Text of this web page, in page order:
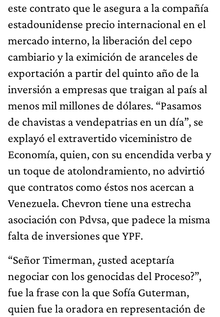
este contrato que le asegura a la compañía
estadounidense precio internacional en el
mercado interno, la liberación del cepo
cambiario y la eximición de aranceles de
exportación a partir del quinto año de la
inversión a empresas que traigan al país al
menos mil millones de dólares. “Pasamos
de chavistas a vendepatrias en un día”, se
explayó el extravertido viceministro de
Economía, quien, con su encendida verba y
un toque de atolondramiento, no advirtió
que contratos como éstos nos acercan a
Venezuela. Chevron tiene una estrecha
asociación con Pdvsa, que padece la misma
falta de inversiones que YPF.
“Señor Timerman, ¿usted aceptaría
negociar con los genocidas del Proceso?”,
fue la frase con la que Sofía Guterman,
quien fue la oradora en representación de